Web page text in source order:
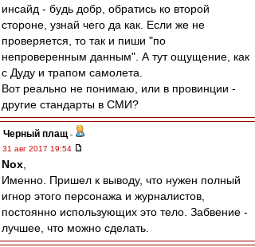
инсайд - будь добр, обратись ко второй
стороне, узнай чего да как. Если же не
проверяется, то так и пиши "по
непроверенным данным". А тут ощущение, как
с Дуду и трапом самолета.
Вот реально не понимаю, или в провинции -
другие стандарты в СМИ?
Черный плащ -
31 авг 2017 19:54
Nox
Именно. Пришел к выводу, что нужен полный
игнор этого персонажа и журналистов,
постоянно использующих это тело. Забвение -
лучшее, что можно сделать.